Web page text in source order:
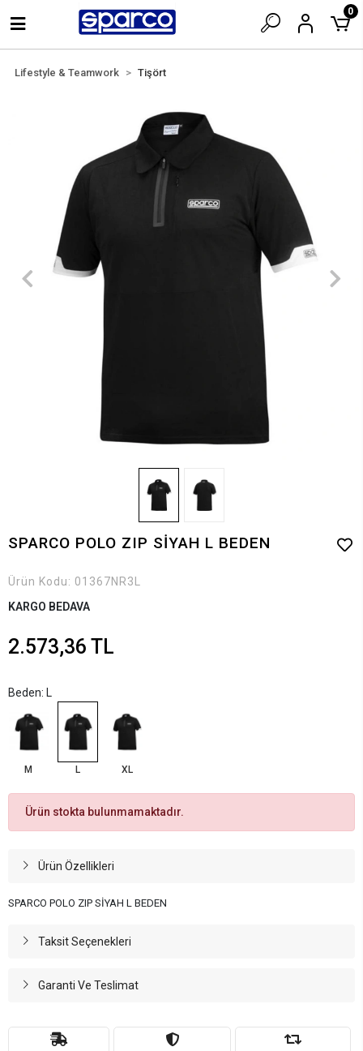
0
Lifestyle & Teamwork Tişört
SPARCO POLO ZIP SİYAH L BEDEN
Ürün Kodu: 01367NR3L
KARGO BEDAVA
2.573,36 TL
Beden: L
M L XL
Ürün stokta bulunmamaktadır.
Ürün Özellikleri
SPARCO POLO ZIP SİYAH L BEDEN
Taksit Seçenekleri
Garanti Ve Teslimat